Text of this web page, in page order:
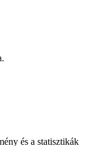
és a statisztikák